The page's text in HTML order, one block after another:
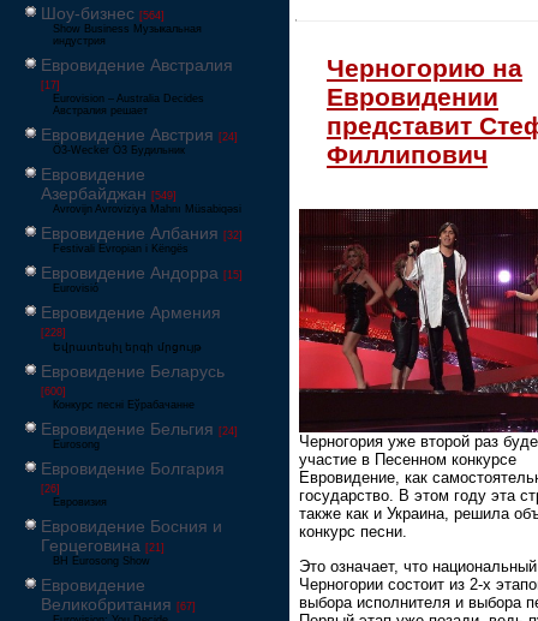
Шоу-бизнес [564]
Show Business Музыкальная
индустрия
Евровидение Австралия
[17]
Eurovision – Australia Decides
Австралия решает
Евровидение Австрия [24]
Ö3-Wecker Ö3 Будильник
Евровидение
Азербайджан [549]
Avrovijn Avroviziya Mahnı Müsabiqəsi
Евровидение Албания [32]
Festivali Evropian i Këngës
Евровидение Андорра [15]
Eurovisió
Евровидение Армения
[228]
Եվրատեսիլ երգի մրցույթ
Евровидение Беларусь
[600]
Конкурс песні Еўрабачанне
Евровидение Бельгия [24]
Eurosong
Евровидение Болгария
[26]
Евровизия
Евровидение Босния и
Герцеговина [21]
BH Eurosong Show
Евровидение
Великобритания [67]
Черногорию на
Евровидении
представит
Филлипович
Черногория уже второй раз
участие в Песенном конкурсе
Евровидение, как
государство. В этом году эта
также как и Украина, решила
конкурс песни.
Это означает, что
Черногории состоит из 2-х
выбора исполнителя и выбора